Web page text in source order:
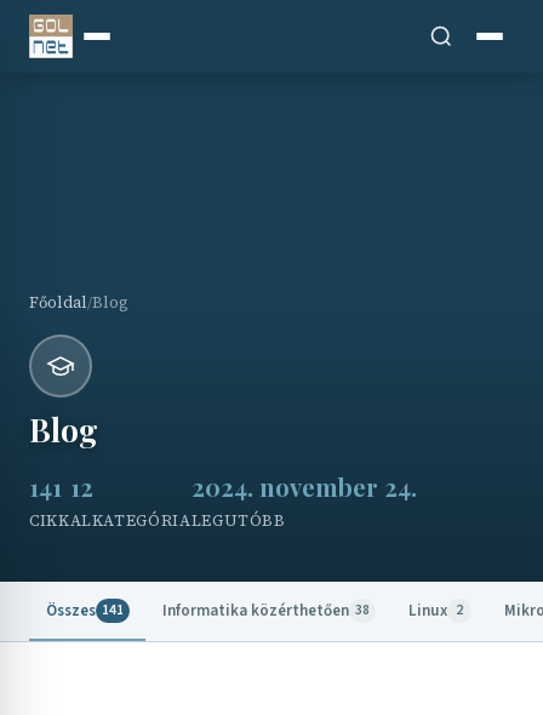
Főoldal/Blog
Blog
141
CIKK
12
ALKATEGÓRIA
2024. november 24.
LEGUTÓBB
Összes 141 Informatika közérthetően 38 Linux 2